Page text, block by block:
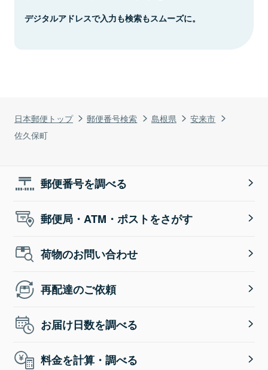
日本郵便トップ 郵便番号検索 島根県
安来市
佐久保町
デジタルアドレスで入力も検索もスムーズに。
郵便番号を調べる
郵便局・ATM・ポストをさがす
荷物のお問い合わせ
再配達のご依頼
お届け日数を調べる
料金を計算・調べる